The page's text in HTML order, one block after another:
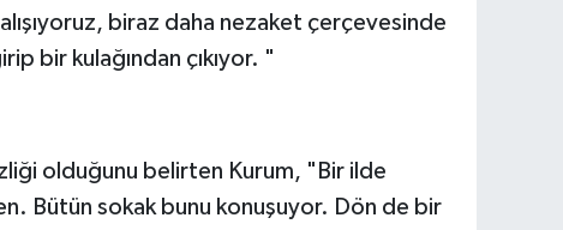
biraz daha nezaket çerçevesinde
bir kulağından çıkıyor. "
olduğunu belirten Kurum, "Bir ilde
Bütün sokak bunu konuşuyor. Dön de bir